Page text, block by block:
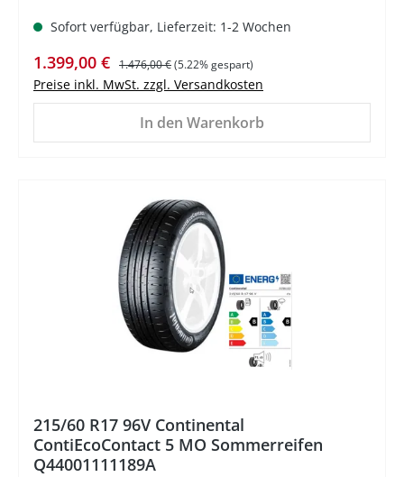
Sofort verfügbar, Lieferzeit: 1-2 Wochen
Verkaufspreis:
1.399,00 € Regulärer Preis:
1.476,00 €(5.22% gespart)
Preise inkl. MwSt. zzgl. Versandkosten
In den Warenkorb
215/60 R17 96V Continental
ContiEcoContact 5 MO Sommerreifen
Q44001111189A